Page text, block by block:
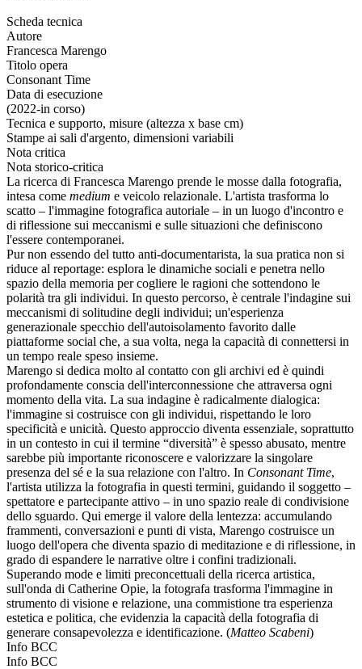
Scheda tecnica
Autore
Francesca Marengo
Titolo opera
Consonant Time
Data di esecuzione
(2022-in corso)
Tecnica e supporto, misure (altezza x base cm)
Stampe ai sali d'argento, dimensioni variabili
Nota critica
Nota storico-critica
La ricerca di Francesca Marengo prende le mosse dalla fotografia,
intesa come medium e veicolo relazionale. L'artista trasforma lo
scatto – l'immagine fotografica autoriale – in un luogo d'incontro e
di riflessione sui meccanismi e sulle situazioni che definiscono
l'essere contemporanei.
Pur non essendo del tutto anti-documentarista, la sua pratica non si
riduce al reportage: esplora le dinamiche sociali e penetra nello
spazio della memoria per cogliere le ragioni che sottendono le
polarità tra gli individui. In questo percorso, è centrale l'indagine sui
meccanismi di solitudine degli individui; un'esperienza
generazionale specchio dell'autoisolamento favorito dalle
piattaforme social che, a sua volta, nega la capacità di connettersi in
un tempo reale speso insieme.
Marengo si dedica molto al contatto con gli archivi ed è quindi
profondamente conscia dell'interconnessione che attraversa ogni
momento della vita. La sua indagine è radicalmente dialogica:
l'immagine si costruisce con gli individui, rispettando le loro
specificità e unicità. Questo approccio diventa essenziale, soprattutto
in un contesto in cui il termine “diversità” è spesso abusato, mentre
sarebbe più importante riconoscere e valorizzare la singolare
presenza del sé e la sua relazione con l'altro. In Consonant Time,
l'artista utilizza la fotografia in questi termini, guidando il soggetto –
spettatore e partecipante attivo – in uno spazio reale di condivisione
dello sguardo. Qui emerge il valore della lentezza: accumulando
frammenti, conversazioni e punti di vista, Marengo costruisce un
luogo dell'opera che diventa spazio di meditazione e di riflessione, in
grado di espandere le narrative oltre i confini tradizionali.
Superando mode e limiti preconcettuali della ricerca artistica,
sull'onda di Catherine Opie, la fotografa trasforma l'immagine in
strumento di visione e relazione, una commistione tra esperienza
estetica e politica, che evidenzia la capacità della fotografia di
generare consapevolezza e identificazione. (Matteo Scabeni)
Info BCC
Info BCC